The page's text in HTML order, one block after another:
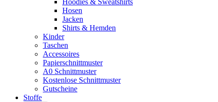
Hoodies & Sweatshirts
Hosen
Jacken
Shirts & Hemden
Kinder
Taschen
Accessoires
Papierschnittmuster
A0 Schnittmuster
Kostenlose Schnittmuster
Gutscheine
Stoffe